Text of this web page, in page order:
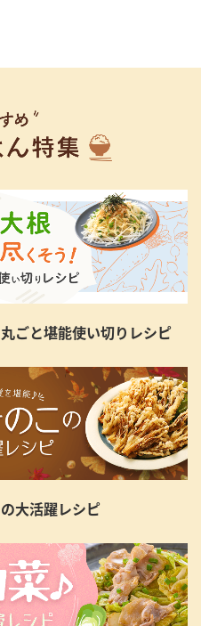
ごと堪能使い切りレシピ
大活躍レシピ